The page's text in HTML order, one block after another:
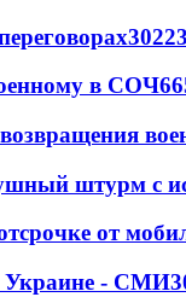
30223
в СОЧ
штурм с
от
Украине - СМИ